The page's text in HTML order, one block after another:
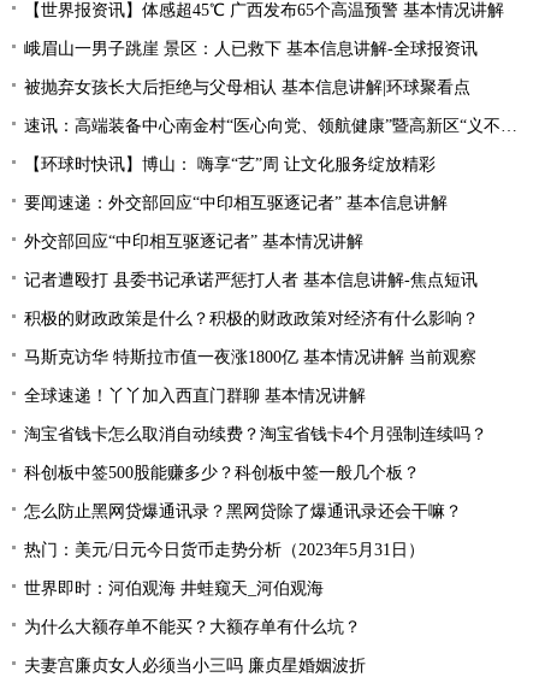
【世界报资讯】体感超45℃ 广西发布65个高温预警 基本情况讲解
峨眉山一男子跳崖 景区：人已救下 基本信息讲解-全球报资讯
被抛弃女孩长大后拒绝与父母相认 基本信息讲解|环球聚看点
速讯：高端装备中心南金村“医心向党、领航健康”暨高新区“义不容辞、珍爱相伴”义诊活动
【环球时快讯】博山： 嗨享“艺”周 让文化服务绽放精彩
要闻速递：外交部回应“中印相互驱逐记者” 基本信息讲解
外交部回应“中印相互驱逐记者” 基本情况讲解
记者遭殴打 县委书记承诺严惩打人者 基本信息讲解-焦点短讯
积极的财政政策是什么？积极的财政政策对经济有什么影响？
马斯克访华 特斯拉市值一夜涨1800亿 基本情况讲解 当前观察
全球速递！丫丫加入西直门群聊 基本情况讲解
淘宝省钱卡怎么取消自动续费？淘宝省钱卡4个月强制连续吗？
科创板中签500股能赚多少？科创板中签一般几个板？
怎么防止黑网贷爆通讯录？黑网贷除了爆通讯录还会干嘛？
热门：美元/日元今日货币走势分析（2023年5月31日）
世界即时：河伯观海 井蛙窥天_河伯观海
为什么大额存单不能买？大额存单有什么坑？
夫妻宫廉贞女人必须当小三吗 廉贞星婚姻波折